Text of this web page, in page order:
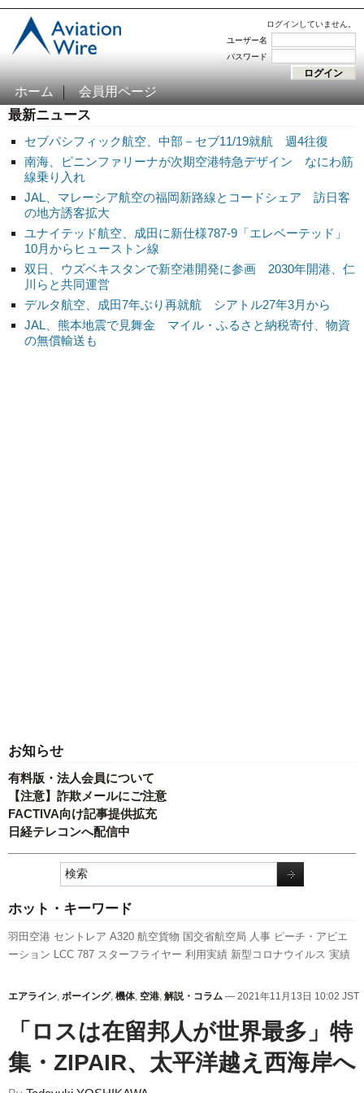
ログインしていません。
ユーザー名
パスワード
ホーム 会員用ページ
最新ニュース
セブパシフィック航空、中部－セブ11/19就航 週4往復
南海、ピニンファリーナが次期空港特急デザイン なにわ筋
線乗り入れ
JAL、マレーシア航空の福岡新路線とコードシェア 訪日客
の地方誘客拡大
ユナイテッド航空、成田に新仕様787-9「エレベーテッド」
10月からヒューストン線
双日、ウズベキスタンで新空港開発に参画 2030年開港、仁
川らと共同運営
デルタ航空、成田7年ぶり再就航 シアトル27年3月から
JAL、熊本地震で見舞金 マイル・ふるさと納税寄付、物資
の無償輸送も
お知らせ
有料版・法人会員について
【注意】詐欺メールにご注意
FACTIVA向け記事提供拡充
日経テレコンへ配信中
ホット・キーワード
羽田空港 セントレア A320 航空貨物 国交省航空局 人事 ピーチ・アビエ
ーション LCC 787 スターフライヤー 利用実績 新型コロナウイルス 実績
数 エアバス 客室乗務員 日本航空 旅客数 新千歳空港 スカイマーク 先週
伊丹空港
エアライン, ボーイング, 機体, 空港, 解説・コラム — 2021年11月13日 10:02 JST
「ロスは在留邦人が世界最多」特
集・ZIPAIR、太平洋越え西海岸へ